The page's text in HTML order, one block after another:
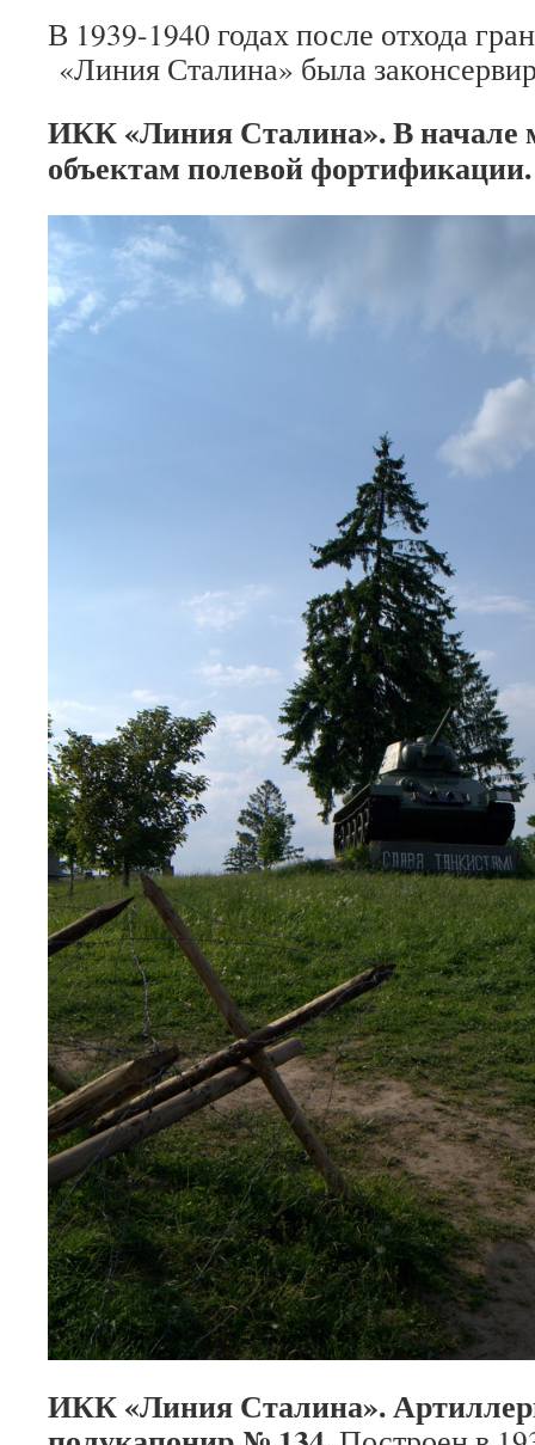
В 1939-1940 годах после отхода
«Линия Сталина» была
ИКК «Линия Сталина». В начале
объектам полевой фортификации.
ИКК «Линия Сталина».